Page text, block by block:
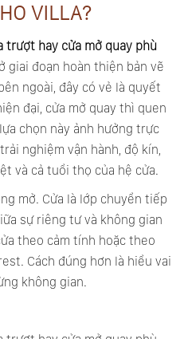
VILLA?
trượt hay cửa mở quay phù
giai đoạn hoàn thiện bản vẽ
ngoài, đây có vẻ là quyết
đại, cửa mở quay thì quen
chọn này ảnh hưởng trực
nghiệm vận hành, độ kín,
và cả tuổi thọ của hệ cửa.
mở. Cửa là lớp chuyển tiếp
sự riêng tư và không gian
theo cảm tính hoặc theo
Cách đúng hơn là hiểu vai
không gian.